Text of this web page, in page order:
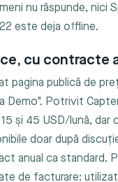
nu răspunde, nici
este deja offline.
cu contracte
pagina publică de
Demo". Potrivit
și 45 USD/lună, dar
doar după
anual ca standard.
de facturare: